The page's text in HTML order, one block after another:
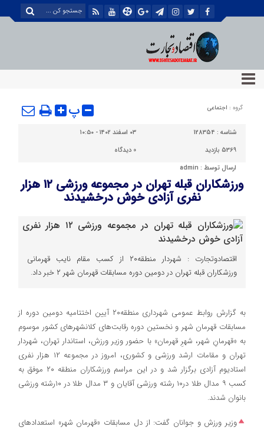
گروه : اجتماعی پ
شناسه : 128354
۰۳ اسفند ۱۴۰۲ - ۱۰:۵۰
5369 بازدید
0 دیدگاه
ارسال توسط : admin
ورزشکاران قبله تهران در مجموعه ورزشی ۱۲ هزار
نفری آزادی خوش درخشیدند
اقتصادوتجارت : شهردار منطقه۲٠ از کسب مقام نایب قهرمانی
ورزشکاران قبله تهران در دومین دوره مسابقات قهرمان شهر ۲ خبر داد.
به گزارش روابط عمومی شهرداری منطقه۲٠ آیین اختتامیه دومین دوره از
مسابقات قهرمان شهر و نخستین دوره رقابت‌های کلانشهرهای کشور موسوم
به «قهرمانِ شهر، شهرِ قهرمان» با حضور وزیر ورزش، استاندار تهران، شهردار
تهران و مقامات ارشد ورزشی و کشوری، امروز در مجموعه ۱۲ هزار نفری
استادیوم آزادی برگزار شد و در این مراسم ورزشکاران منطقه ۲٠ موفق به
کسب ۹ مدال طلا در۱٠ رشته ورزشی آقایان و ۳ مدال طلا در ۱٠رشته ورزشی
بانوان شدند.
وزیر ورزش و جوانان گفت: از دل مسابقات «قهرمان شهر» استعدادهای